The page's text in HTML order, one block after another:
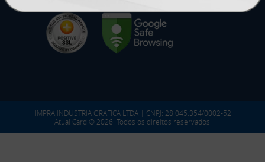
IMPRA INDUSTRIA GRAFICA LTDA | CNPJ: 28.045.354/0002-52
Atual Card © 2026. Todos os direitos reservados.